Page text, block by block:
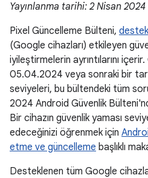
Yayınlanma tarihi: 2 Nisan 2024
Pixel Güncelleme Bülteni,
(Google cihazları) etkileyen
iyileştirmelerin ayrıntılarını
05.04.2024 veya sonraki bir
seviyeleri, bu bültendeki tüm
2024 Android Güvenlik
Bir cihazın güvenlik yaması
edeceğinizi öğrenmek için
etme ve güncelleme başlıklı
Desteklenen tüm Google